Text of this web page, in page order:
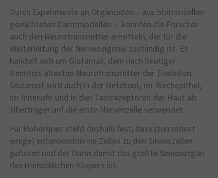
Durch Experimente an Organoiden – aus Stammzellen
gezüchteten Darmmodellen – konnten die Forscher
auch den Neurotransmitter ermitteln, der für die
Weiterleitung der Nervensignale zuständig ist. Es
handelt sich um Glutamat, dem nach heutiger
Kenntnis ältesten Neurotransmitter der Evolution.
Glutamat wird auch in der Netzhaut, im Riechepithel,
im Innenohr und in den Tastrezeptoren der Haut als
Überträger auf die erste Nervenzelle verwendet.
Für Bohórquez steht deshalb fest, dass (zumindest
einige) enteroendokrine Zellen zu den Sinneszellen
gehören und der Darm damit das größte Sinnesorgan
des menschlichen Körpers ist.